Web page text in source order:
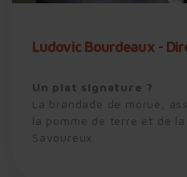
Ludovic Bourdeaux -
Un plat signature ?
La brandade de morue,
la pomme de terre et de la
Savoureux.